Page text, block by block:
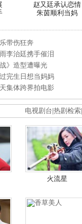
赵又廷承认恋情
朱茵顺利当妈
带伤狂奔
李治廷携手催泪
》造型遭曝光
完生日想当妈妈
集体跨界拍电影
电视剧台 热剧检索
火流星